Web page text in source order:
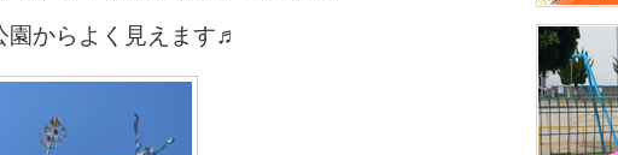
園からよく見えます♬